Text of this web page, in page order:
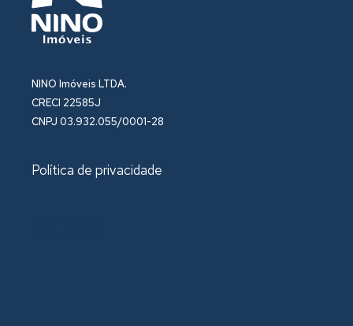
NINO Imóveis LTDA.
CRECI 22585J
CNPJ 03.932.055/0001-28
Política de privacidade